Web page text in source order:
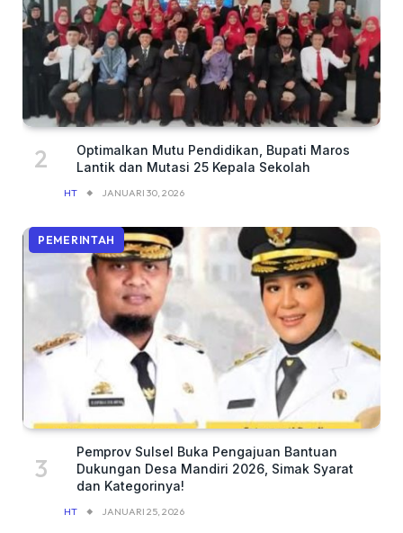
Optimalkan Mutu Pendidikan, Bupati Maros
Lantik dan Mutasi 25 Kepala Sekolah
HT JANUARI 30, 2026
PEMERINTAH
Pemprov Sulsel Buka Pengajuan Bantuan
Dukungan Desa Mandiri 2026, Simak Syarat
dan Kategorinya!
HT JANUARI 25, 2026